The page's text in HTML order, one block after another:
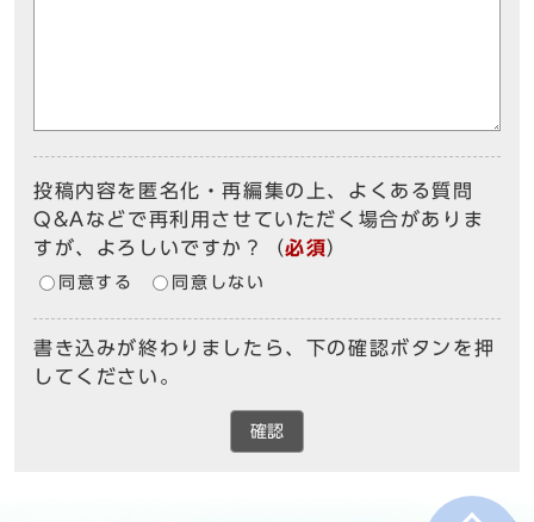
投稿内容を匿名化・再編集の上、よくある質問
Q&Aなどで再利用させていただく場合がありま
すが、よろしいですか？
（必須）
同意する 同意しない
書き込みが終わりましたら、下の確認ボタンを押
してください。
確認